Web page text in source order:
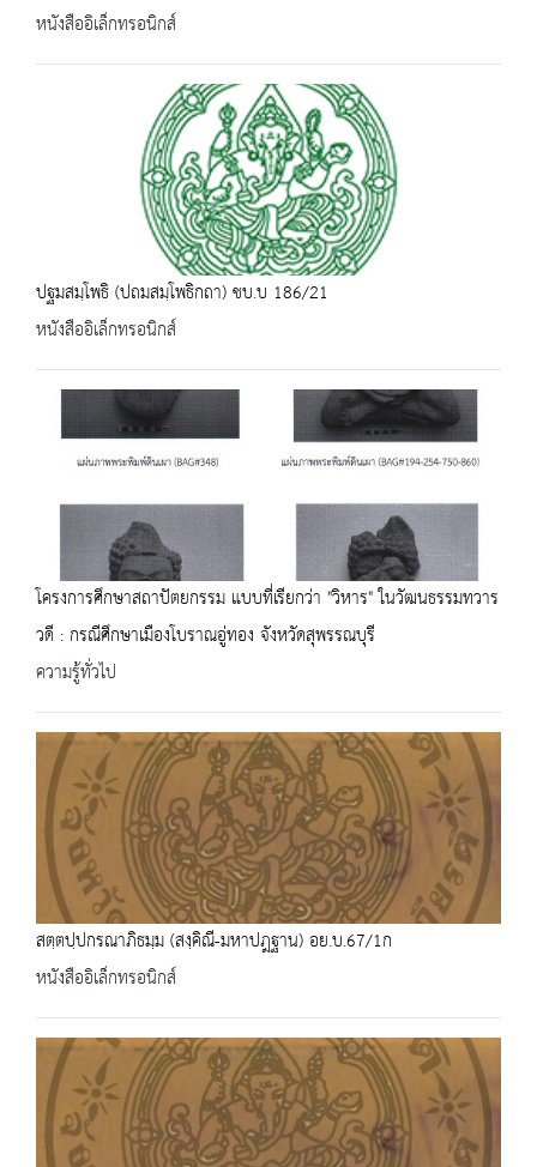
หนังสืออิเล็กทรอนิกส์
ปฐมสมฺโพธิ (ปถมสมฺโพธิกถา) ชบ.บ 186/21
หนังสืออิเล็กทรอนิกส์
โครงการศึกษาสถาปัตยกรรม แบบที่เรียกว่า "วิหาร" ในวัฒนธรรมทวาร
วดี : กรณีศึกษาเมืองโบราณอู่ทอง จังหวัดสุพรรณบุรี
ความรู้ทั่วไป
สตฺตปฺปกรณาภิธมฺม (สงฺคิณี-มหาปฎฐาน) อย.บ.67/1ก
หนังสืออิเล็กทรอนิกส์